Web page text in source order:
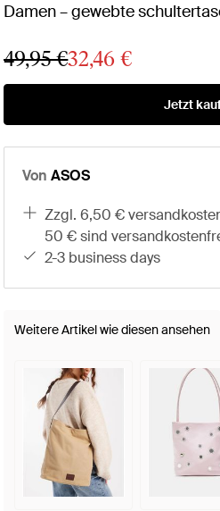
Damen – gewebte
49,95 €32,46 €
Jetzt
Von ASOS
zzgl. 6,50 € versandkosten (bestellungen über
50 € sind
2-3 business days
Weitere Artikel wie diesen ansehen